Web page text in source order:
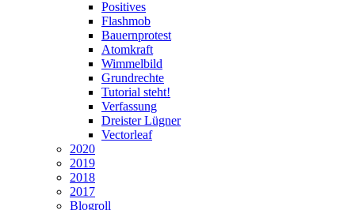
Positives
Flashmob
Bauernprotest
Atomkraft
Wimmelbild
Grundrechte
Tutorial steht!
Verfassung
Dreister Lügner
Vectorleaf
2020
2019
2018
2017
Blogroll